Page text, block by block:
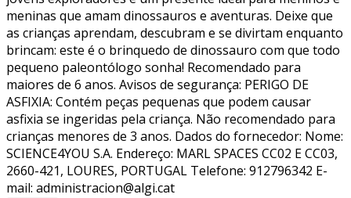
meninas que amam dinossauros e aventuras. Deixe que
as crianças aprendam, descubram e se divirtam enquanto
brincam: este é o brinquedo de dinossauro com que todo
pequeno paleontólogo sonha! Recomendado para
maiores de 6 anos. Avisos de segurança: PERIGO DE
ASFIXIA: Contém peças pequenas que podem causar
asfixia se ingeridas pela criança. Não recomendado para
crianças menores de 3 anos. Dados do fornecedor: Nome:
SCIENCE4YOU S.A. Endereço: MARL SPACES CC02 E CC03,
2660-421, LOURES, PORTUGAL Telefone: 912796342 E-
mail: administracion@algi.cat